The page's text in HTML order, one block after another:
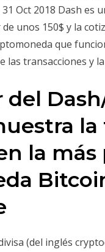
Oct 2018 Dash
unos 150$ y la
que
las transacciones y
del
la
la
(del inglés